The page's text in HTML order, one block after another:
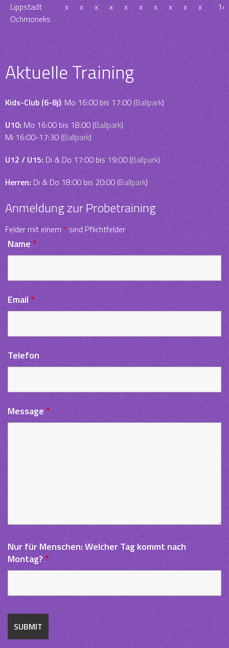
Lippstadt
Ochmoneks
x x x x x x x x x x 14
Aktuelle Training
Kids-Club (6-8j): Mo 16:00 bis 17:00 (Ballpark)
U10: Mo 16:00 bis 18:00 (Ballpark)
Mi 16:00-17:30 (Ballpark)
U12 / U15: Di & Do 17:00 bis 19:00 (Ballpark)
Herren: Di & Do 18:00 bis 20:00 (Ballpark)
Anmeldung zur Probetraining
Felder mit einem * sind Pflichtfelder
Name*
Email*
Telefon
Message*
Nur für Menschen: Welcher Tag kommt nach
Montag?*